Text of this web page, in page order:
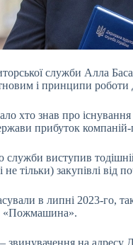
служби Алла
і принципи
хто знав про
прибуток
виступив
не тільки) закупівлі
в липні 2023-го,
«Пожмашина».
на адресу